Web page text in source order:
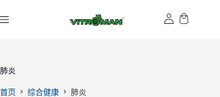
过
肺炎
首页 综合健康 肺炎